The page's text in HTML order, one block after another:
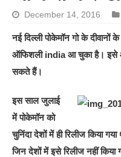
December 14, 2016
नई दिल्ली पोकेमॉन गो के
ऑफिशली india आ चुका है। इसे
सकते हैं।
इस साल जुलाई
में पोकेमॉन को
चुनिंदा देशों में ही रिलीज किया गया
जिन देशों में इसे रिलीज नहीं किया